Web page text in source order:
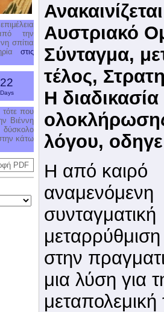
την
σπίτια
στις
22
Days
που
Βιέννη
δύσκολο
κάτω
PDF
Αυστριακό
Σύνταγμα,
τέλος,
Η
λόγου,
Η από καιρό
αναμενόμενη
συνταγματική
μεταρρύθμιση
στην
μια λύση για
μεταπολεμική